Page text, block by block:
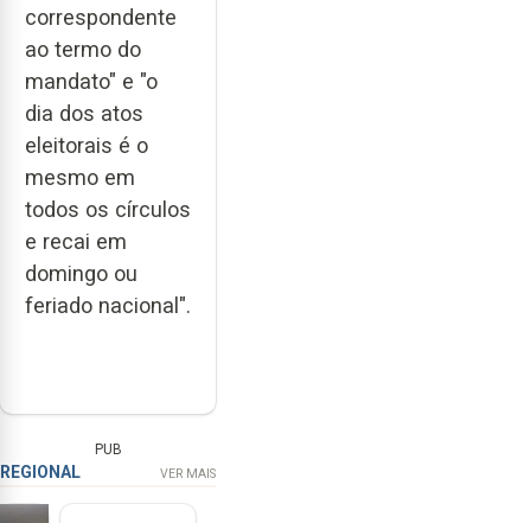
correspondente
ao termo do
mandato" e "o
dia dos atos
eleitorais é o
mesmo em
todos os círculos
e recai em
domingo ou
feriado nacional".
PUB
REGIONAL VER MAIS